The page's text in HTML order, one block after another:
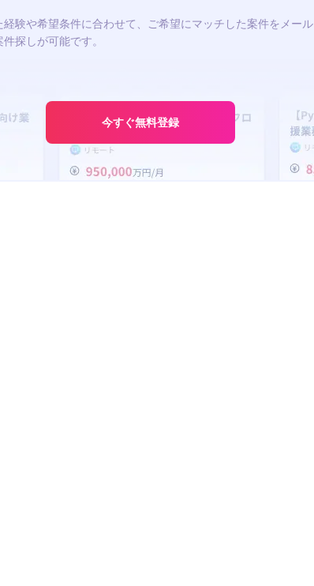
験や希望条件に合わせて、ご希望にマッチした案件をメール
探しが可能です。
今すぐ無料登録